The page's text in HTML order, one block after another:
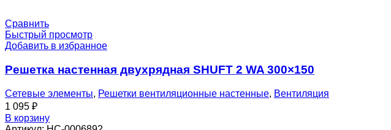
Сравнить
Быстрый просмотр
Добавить в избранное
Решетка настенная двухрядная SHUFT 2 WA 300×150
Сетевые элементы, Решетки вентиляционные настенные, Вентиляция
1 095 ₽
В корзину